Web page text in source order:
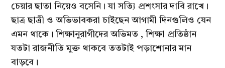
চেয়ার ছাতা নিয়েও বসেনি। যা সত্যি প্রশংসার দাবি রাখে।
ছাত্র ছাত্রী ও অভিভাবকরা চাইছেন আগামী দিনগুলিও যেন
এমন থাকে। শিক্ষানুরাগীদের অভিমত , শিক্ষা প্রতিষ্ঠান
যতটা রাজনীতি মুক্ত থাকবে ততটাই পড়াশোনার মান
বাড়বে।